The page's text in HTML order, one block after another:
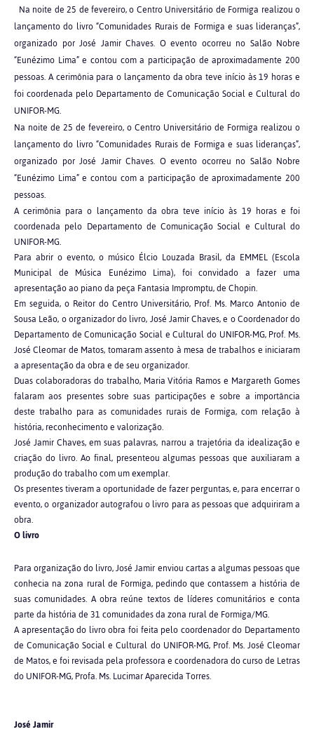
Na noite de 25 de fevereiro, o Centro Universitário de Formiga realizou o
lançamento do livro “Comunidades Rurais de Formiga e suas lideranças”,
organizado por José Jamir Chaves. O evento ocorreu no Salão Nobre
“Eunézimo Lima” e contou com a participação de aproximadamente 200
pessoas. A cerimônia para o lançamento da obra teve início às 19 horas e
foi coordenada pelo Departamento de Comunicação Social e Cultural do
UNIFOR-MG.
Na noite de 25 de fevereiro, o Centro Universitário de Formiga realizou o
lançamento do livro “Comunidades Rurais de Formiga e suas lideranças”,
organizado por José Jamir Chaves. O evento ocorreu no Salão Nobre
“Eunézimo Lima” e contou com a participação de aproximadamente 200
pessoas.
A cerimônia para o lançamento da obra teve início às 19 horas e foi
coordenada pelo Departamento de Comunicação Social e Cultural do
UNIFOR-MG.
Para abrir o evento, o músico Élcio Louzada Brasil, da EMMEL (Escola
Municipal de Música Eunézimo Lima), foi convidado a fazer uma
apresentação ao piano da peça Fantasia Impromptu, de Chopin.
Em seguida, o Reitor do Centro Universitário, Prof. Ms. Marco Antonio de
Sousa Leão, o organizador do livro, José Jamir Chaves, e o Coordenador do
Departamento de Comunicação Social e Cultural do UNIFOR-MG, Prof. Ms.
José Cleomar de Matos, tomaram assento à mesa de trabalhos e iniciaram
a apresentação da obra e de seu organizador.
Duas colaboradoras do trabalho, Maria Vitória Ramos e Margareth Gomes
falaram aos presentes sobre suas participações e sobre a importância
deste trabalho para as comunidades rurais de Formiga, com relação à
história, reconhecimento e valorização.
José Jamir Chaves, em suas palavras, narrou a trajetória da idealização e
criação do livro. Ao final, presenteou algumas pessoas que auxiliaram a
produção do trabalho com um exemplar.
Os presentes tiveram a oportunidade de fazer perguntas, e, para encerrar o
evento, o organizador autografou o livro para as pessoas que adquiriram a
obra.
O livro
Para organização do livro, José Jamir enviou cartas a algumas pessoas que
conhecia na zona rural de Formiga, pedindo que contassem a história de
suas comunidades. A obra reúne textos de líderes comunitários e conta
parte da história de 31 comunidades da zona rural de Formiga/MG.
A apresentação do livro obra foi feita pelo coordenador do Departamento
de Comunicação Social e Cultural do UNIFOR-MG, Prof. Ms. José Cleomar
de Matos, e foi revisada pela professora e coordenadora do curso de Letras
do UNIFOR-MG, Profa. Ms. Lucimar Aparecida Torres.
José Jamir